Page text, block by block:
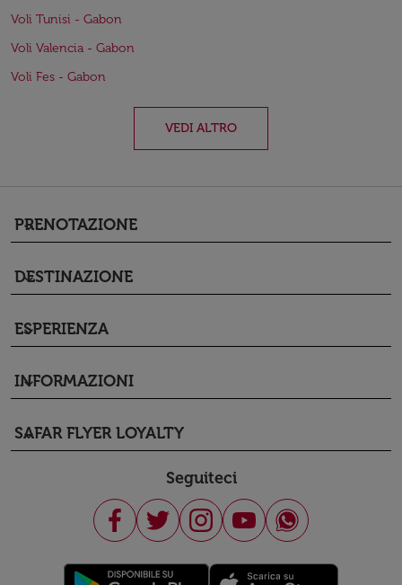
Voli Tunisi - Gabon
Voli Valencia - Gabon
Voli Fes - Gabon
VEDI ALTRO
PRENOTAZIONE
keyboard_arrow_down
DESTINAZIONE
keyboard_arrow_down
ESPERIENZA
keyboard_arrow_down
INFORMAZIONI
keyboard_arrow_down
SAFAR FLYER LOYALTY
keyboard_arrow_down
Seguiteci